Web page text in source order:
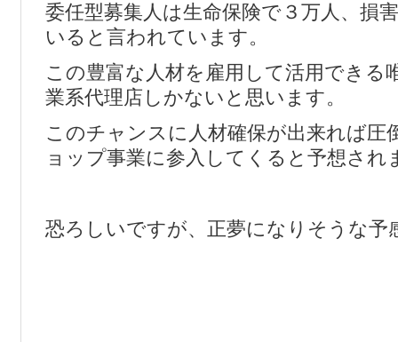
委任型募集人は生命保険で３万人、損
いると言われています。
この豊富な人材を雇用して活用できる
業系代理店しかないと思います。
このチャンスに人材確保が出来れば圧
ョップ事業に参入してくると予想され
恐ろしいですが、正夢になりそうな予